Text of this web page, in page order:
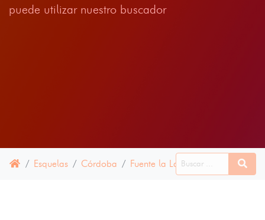
puede utilizar nuestro buscador
Esquelas Córdoba Fuente la Lancha 16 ABRIL